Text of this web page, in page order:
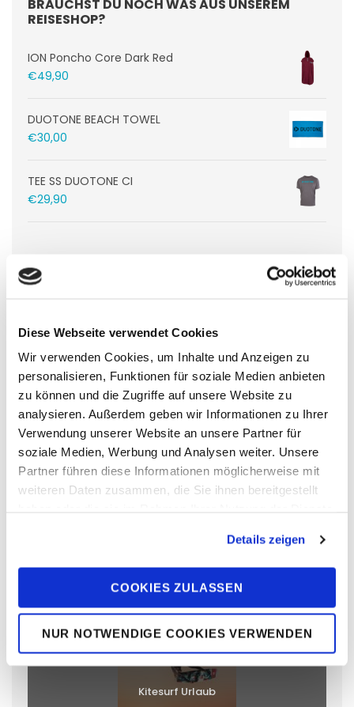
Diese Webseite verwendet Cookies
Wir verwenden Cookies, um Inhalte und Anzeigen zu
personalisieren, Funktionen für soziale Medien anbieten
zu können und die Zugriffe auf unsere Website zu
analysieren. Außerdem geben wir Informationen zu Ihrer
Verwendung unserer Website an unsere Partner für
soziale Medien, Werbung und Analysen weiter. Unsere
Partner führen diese Informationen möglicherweise mit
weiteren Daten zusammen, die Sie ihnen bereitgestellt
Cookies, wenn Sie unsere Webseite weiterhin nutzen.
Details zeigen
COOKIES ZULASSEN
NUR NOTWENDIGE COOKIES VERWENDEN
BRAUCHST DU NOCH WAS AUS UNSEREM
REISESHOP?
ION Poncho Core Dark Red
€49,90
DUOTONE BEACH TOWEL
€30,00
TEE SS DUOTONE CI
€29,90
AKTUELLE TRAVEL PEOPLE NEWS
21. JULI 2026
DUOTONE Wingfoil Soma Bay –
Pro Rider begeistert von
perfekten Bedingungen
20. MAI 2026 JULIA
SOMMER 2026 – MIT EUROWINGS
DANIEL
INTERESSIERT DICH DAS AUCH?
Kitesurf Urlaub